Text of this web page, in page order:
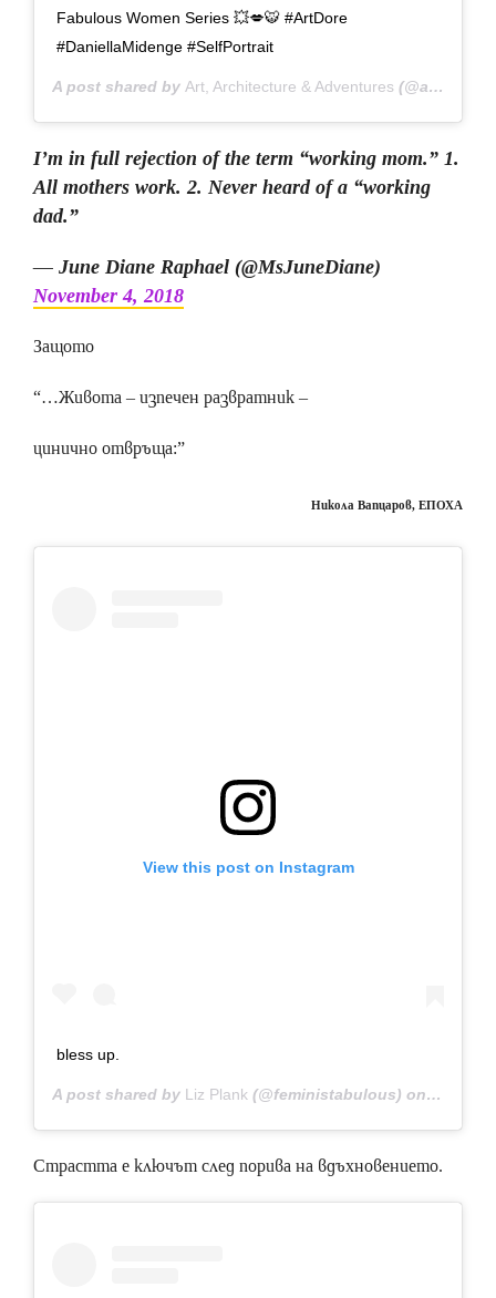
Fabulous Women Series 💥💋🐯 #ArtDore
#DaniellaMidenge #SelfPortrait
A post shared by Art, Architecture & Adventures (@art_dore) on
I’m in full rejection of the term “working mom.” 1.
All mothers work. 2. Never heard of a “working
dad.”
— June Diane Raphael (@MsJuneDiane)
November 4, 2018
Защото
“…Живота – изпечен развратник –
цинично отвръща:”
Никола Вапцаров, ЕПОХА
View this post on Instagram
bless up.
A post shared by Liz Plank (@feministabulous) on Nov 7,
Страстта е ключът след порива на вдъхновението.